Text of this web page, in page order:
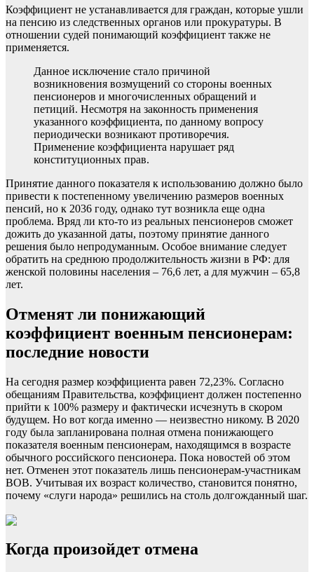
Коэффициент не устанавливается для граждан, которые ушли
на пенсию из следственных органов или прокуратуры. В
отношении судей понимающий коэффициент также не
применяется.
Данное исключение стало причиной
возникновения возмущений со стороны военных
пенсионеров и многочисленных обращений и
петиций. Несмотря на законность применения
указанного коэффициента, по данному вопросу
периодически возникают противоречия.
Применение коэффициента нарушает ряд
конституционных прав.
Принятие данного показателя к использованию должно было
привести к постепенному увеличению размеров военных
пенсий, но к 2036 году, однако тут возникла еще одна
проблема. Вряд ли кто-то из реальных пенсионеров сможет
дожить до указанной даты, поэтому принятие данного
решения было непродуманным. Особое внимание следует
обратить на среднюю продолжительность жизни в РФ: для
женской половины населения – 76,6 лет, а для мужчин – 65,8
лет.
Отменят ли понижающий
коэффициент военным пенсионерам:
последние новости
На сегодня размер коэффициента равен 72,23%. Согласно
обещаниям Правительства, коэффициент должен постепенно
прийти к 100% размеру и фактически исчезнуть в скором
будущем. Но вот когда именно — неизвестно никому. В 2020
году была запланирована полная отмена понижающего
показателя военным пенсионерам, находящимся в возрасте
обычного российского пенсионера. Пока новостей об этом
нет. Отменен этот показатель лишь пенсионерам-участникам
ВОВ. Учитывая их возраст количество, становится понятно,
почему «слуги народа» решились на столь долгожданный шаг.
Когда произойдет отмена